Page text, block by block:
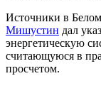
Источники в
Мишустин дал
энергетическую
считающуюся в
просчетом.